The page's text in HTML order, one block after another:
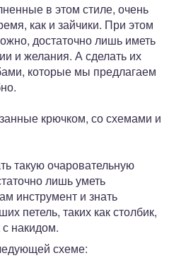
в этом стиле, очень
как и зайчики. При этом
достаточно лишь иметь
и желания. А сделать их
которые мы предлагаем
крючком, со схемами и
такую очаровательную
лишь уметь
инструмент и знать
петель, таких как столбик,
с накидом.
схеме: